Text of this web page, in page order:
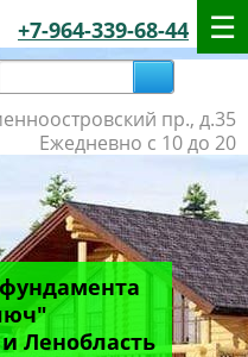
+7-964-339-68-44
пр., д.35
Ежедневно с 10 до 20
Ленобласть